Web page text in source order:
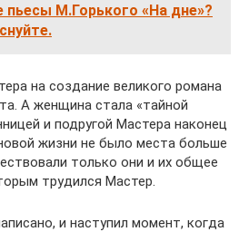
пьесы М.Горького «На дне»?
на создание великого романа
А женщина стала «тайной
и подругой Мастера наконец
жизни не было места больше
только они и их общее
трудился Мастер.
и наступил момент, когда